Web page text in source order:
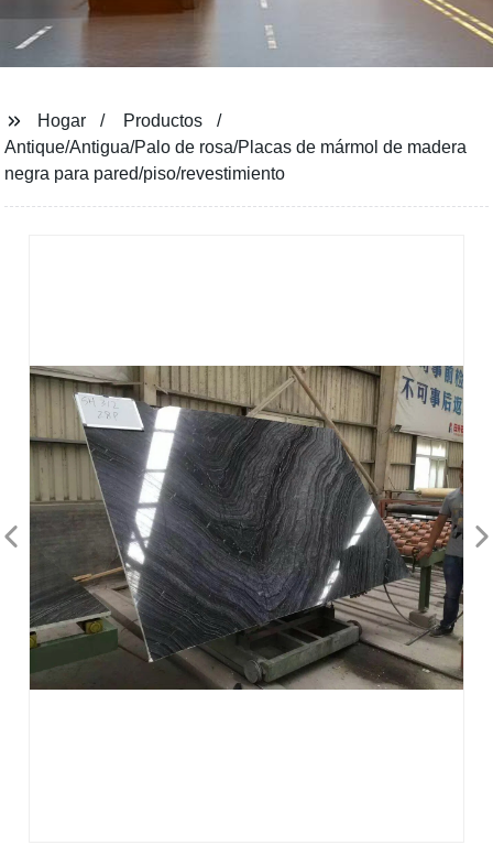
Hogar
Productos
Antique/Antigua/Palo de rosa/Placas de mármol de madera
negra para pared/piso/revestimiento